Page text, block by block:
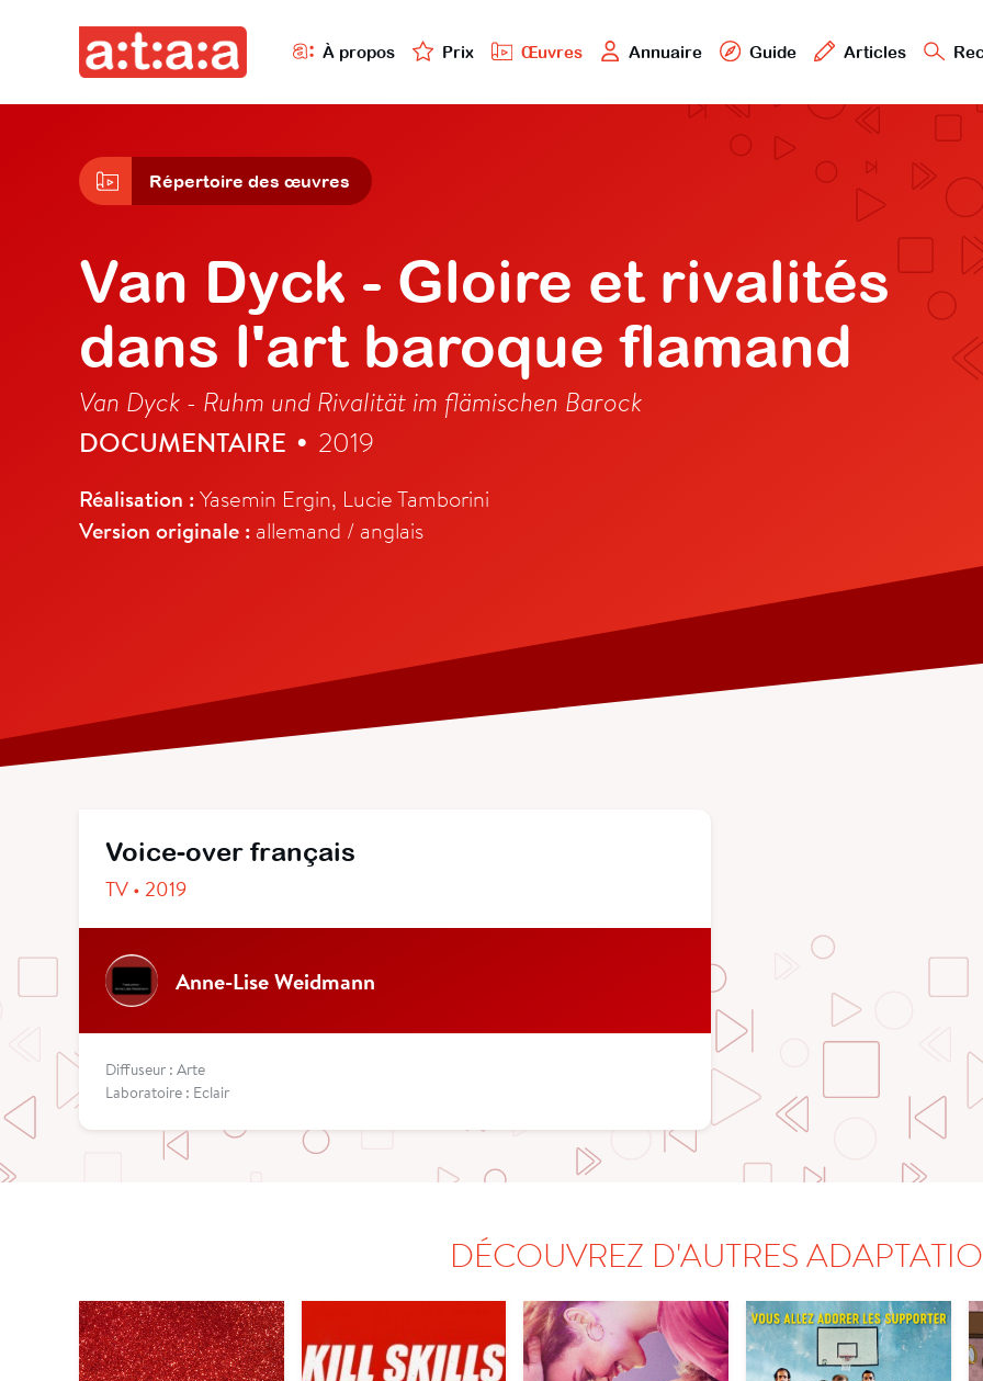
À propos Prix Œuvres Annuaire Guide Articles
Répertoire des œuvres
Van Dyck - Gloire et rivalités
dans l'art baroque flamand
Van Dyck - Ruhm und Rivalität im flämischen Barock
DOCUMENTAIRE • 2019
Réalisation :Yasemin Ergin, Lucie Tamborini
Version originale : allemand / anglais
Voice-over français
TV • 2019
Anne-Lise Weidmann
Diffuseur : Arte
Laboratoire : Eclair
DÉCOUVREZ D'AUTRES